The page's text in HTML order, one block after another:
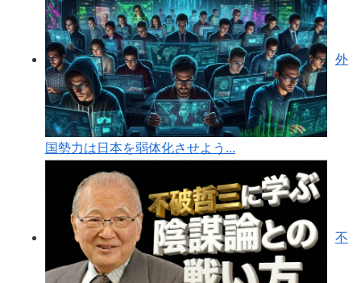
外
国勢力は日本を弱体化させよう...
不